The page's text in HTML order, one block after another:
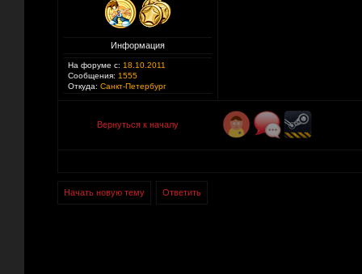
Информация
На форуме с: 18.10.2011
Сообщения: 1555
Откуда: Санкт-Петербург
Вернуться к началу
Начать новую тему Ответить